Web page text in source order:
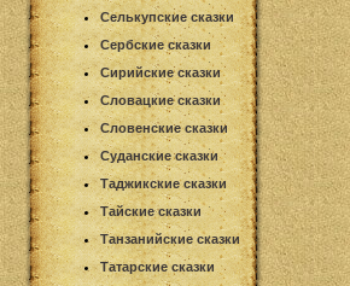
Селькупские сказки
Сербские сказки
Сирийские сказки
Словацкие сказки
Словенские сказки
Суданские сказки
Таджикские сказки
Тайские сказки
Танзанийские сказки
Татарские сказки